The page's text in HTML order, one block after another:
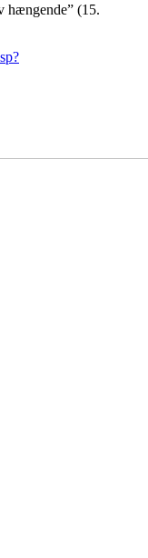
hængende” (15.